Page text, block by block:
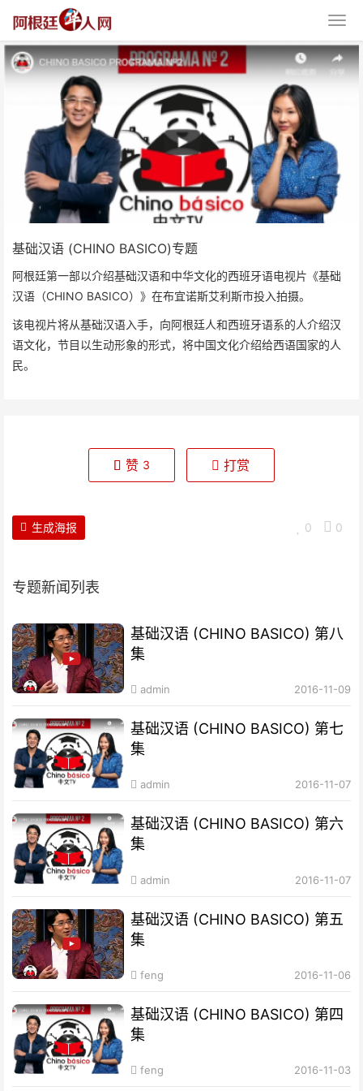
基础汉语 (CHINO BASICO)专题
阿根廷第一部以介绍基础汉语和中华文化的西班牙语电视片《基础
汉语（CHINO BASICO）》在布宜诺斯艾利斯市投入拍摄。
该电视片将从基础汉语入手，向阿根廷人和西班牙语系的人介绍汉
语文化，节目以生动形象的形式，将中国文化介绍给西语国家的人
民。
基础汉语 (CHINO BASICO)专题
赞 3 打赏
0 0
生成海报
专题新闻列表
基础汉语 (CHINO BASICO) 第八
集
admin 2016-11-09
基础汉语 (CHINO BASICO) 第七
集
admin 2016-11-07
基础汉语 (CHINO BASICO) 第六
集
admin 2016-11-07
基础汉语 (CHINO BASICO) 第五
集
feng 2016-11-06
基础汉语 (CHINO BASICO) 第四
集
feng 2016-11-03